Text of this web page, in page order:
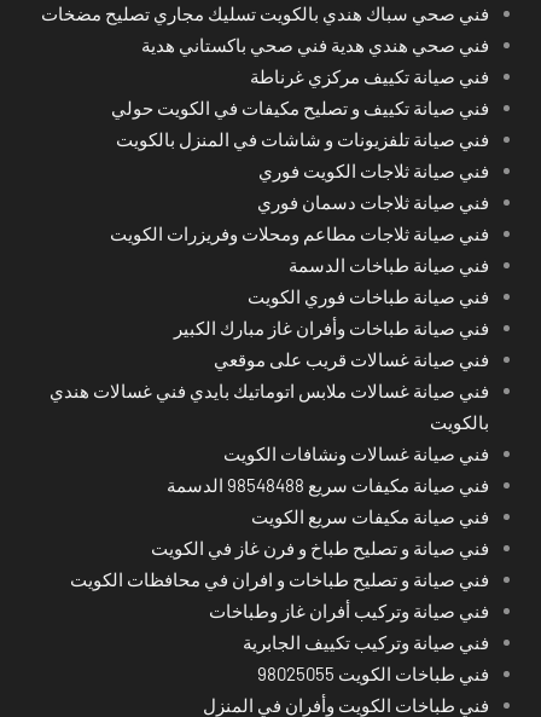
فني صحي سباك هندي بالكويت تسليك مجاري تصليح مضخات
فني صحي هندي هدية فني صحي باكستاني هدية
فني صيانة تكييف مركزي غرناطة
فني صيانة تكييف و تصليح مكيفات في الكويت حولي
فني صيانة تلفزيونات و شاشات في المنزل بالكويت
فني صيانة ثلاجات الكويت فوري
فني صيانة ثلاجات دسمان فوري
فني صيانة ثلاجات مطاعم ومحلات وفريزرات الكويت
فني صيانة طباخات الدسمة
فني صيانة طباخات فوري الكويت
فني صيانة طباخات وأفران غاز مبارك الكبير
فني صيانة غسالات قريب على موقعي
فني صيانة غسالات ملابس اتوماتيك بايدي فني غسالات هندي
بالكويت
فني صيانة غسالات ونشافات الكويت
فني صيانة مكيفات سريع 98548488 الدسمة
فني صيانة مكيفات سريع الكويت
فني صيانة و تصليح طباخ و فرن غاز في الكويت
فني صيانة و تصليح طباخات و افران في محافظات الكويت
فني صيانة وتركيب أفران غاز وطباخات
فني صيانة وتركيب تكييف الجابرية
فني طباخات الكويت 98025055
فني طباخات الكويت وأفران في المنزل